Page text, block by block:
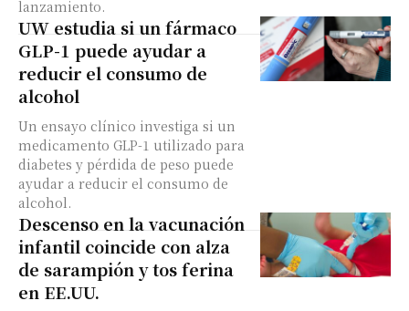
lanzamiento.
UW estudia si un fármaco
GLP-1 puede ayudar a
reducir el consumo de
alcohol
Un ensayo clínico investiga si un
medicamento GLP-1 utilizado para
diabetes y pérdida de peso puede
ayudar a reducir el consumo de
alcohol.
Descenso en la vacunación
infantil coincide con alza
de sarampión y tos ferina
en EE.UU.